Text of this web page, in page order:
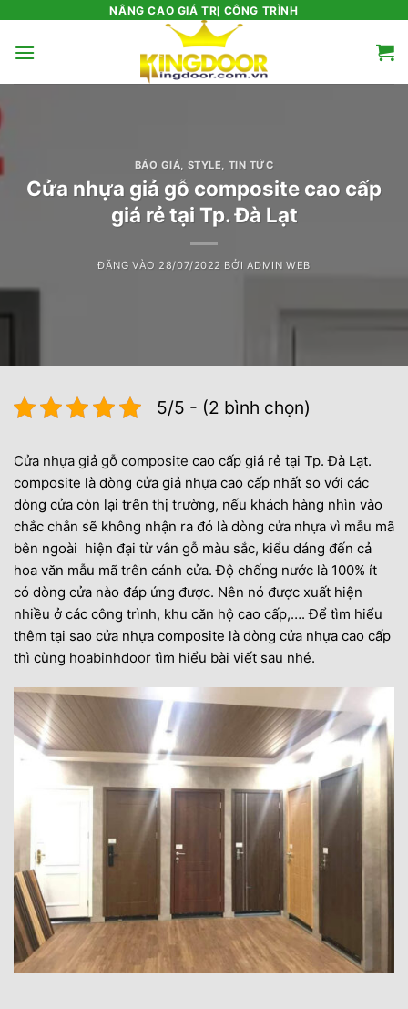
nội
NÂNG CAO GIÁ TRỊ CÔNG TRÌNH
BÁO GIÁ STYLE TIN TỨC
Cửa nhựa giả gỗ composite cao cấp
giá rẻ tại Tp. Đà Lạt
ĐĂNG VÀO 28/07/2022 BỞI ADMIN WEB
5/5 - (2 bình chọn)
Cửa nhựa giả gỗ composite cao cấp giá rẻ tại Tp. Đà Lạt.
composite là dòng cửa giả nhựa cao cấp nhất so với các
dòng cửa còn lại trên thị trường, nếu khách hàng nhìn vào
chắc chắn sẽ không nhận ra đó là dòng cửa nhựa vì mẫu mã
bên ngoài hiện đại từ vân gỗ màu sắc, kiểu dáng đến cả
hoa văn mẫu mã trên cánh cửa. Độ chống nước là 100% ít
có dòng cửa nào đáp ứng được. Nên nó được xuất hiện
nhiều ở các công trình, khu căn hộ cao cấp,…. Để tìm hiểu
thêm tại sao cửa nhựa composite là dòng cửa nhựa cao cấp
thì cùng hoabinhdoor tìm hiểu bài viết sau nhé.